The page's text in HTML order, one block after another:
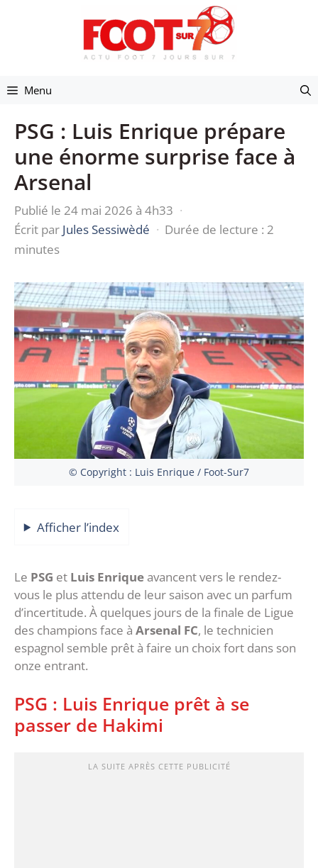
Menu
PSG : Luis Enrique prépare
une énorme surprise face à
Arsenal
Publié le 24 mai 2026 à 4h33 ·
Écrit par Jules Sessiwèdé · Durée de lecture : 2
minutes
© Copyright : Luis Enrique / Foot-Sur7
Afficher l’index
‎Le PSG et Luis Enriqueavancent vers le rendez-
vous le plus attendu de leur saison avec un parfum
d’incertitude. À quelques jours de la finale de Ligue
des champions face à Arsenal FC, le technicien
espagnol semble prêt à faire un choix fort dans son
onze entrant.
‎PSG : Luis Enrique prêt à se
passer de Hakimi
LA SUITE APRÈS CETTE PUBLICITÉ